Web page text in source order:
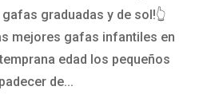
graduadas y de sol!👆
mejores gafas infantiles en
edad los pequeños
de...